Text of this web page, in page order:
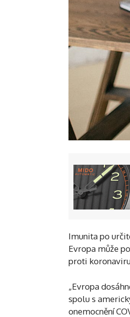
Imunita po
Evropa může
proti
„Evropa
spolu s
onemocnění